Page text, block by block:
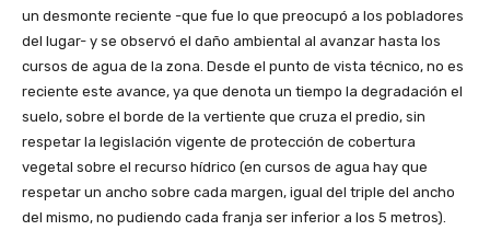
un desmonte reciente -que fue lo que preocupó a los pobladores
del lugar- y se observó el daño ambiental al avanzar hasta los
cursos de agua de la zona. Desde el punto de vista técnico, no es
reciente este avance, ya que denota un tiempo la degradación el
suelo, sobre el borde de la vertiente que cruza el predio, sin
respetar la legislación vigente de protección de cobertura
vegetal sobre el recurso hídrico (en cursos de agua hay que
respetar un ancho sobre cada margen, igual del triple del ancho
del mismo, no pudiendo cada franja ser inferior a los 5 metros).